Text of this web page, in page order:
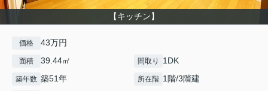
【キッチン】
価格 43万円
面積 39.44㎡ 間取り 1DK
築年数 築51年 所在階 1階/3階建